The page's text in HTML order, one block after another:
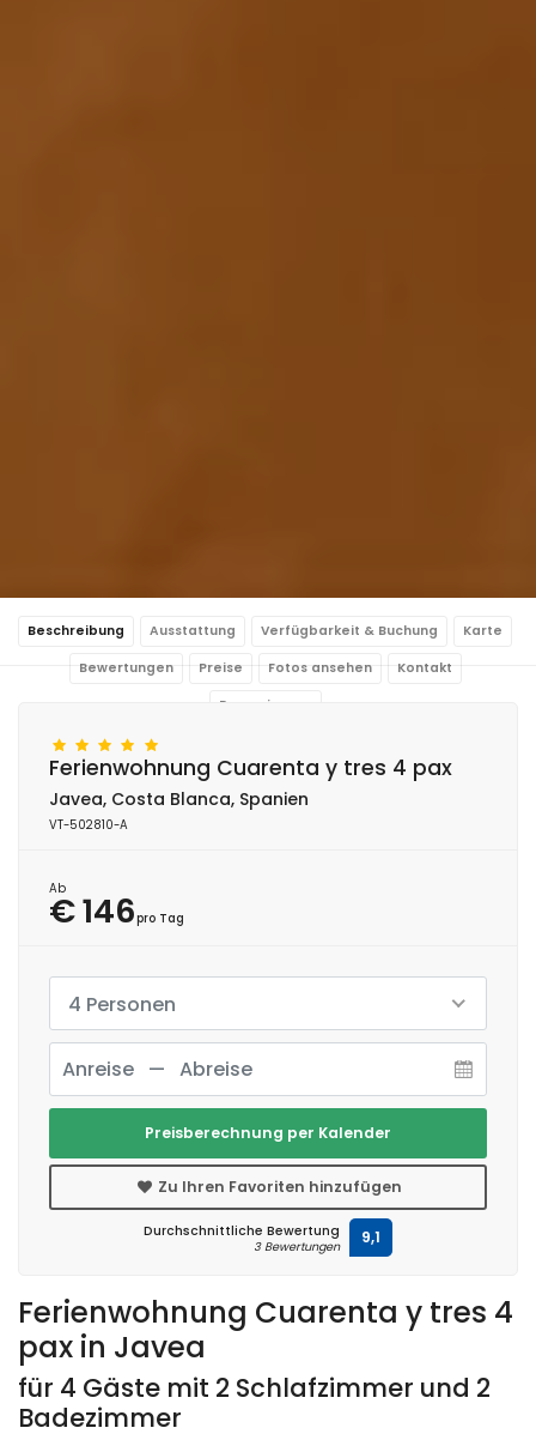
Beschreibung Ausstattung Verfügbarkeit & Buchung Karte
Bewertungen Preise Fotos ansehen Kontakt
Reservierung
Ferienwohnung Cuarenta y tres 4
pax in Javea
für 4 Gäste mit 2 Schlafzimmer und 2
Badezimmer
Ferienwohnung Cuarenta y tres 4 pax
Javea, Costa Blanca, Spanien
VT-502810-A
Ab
€ 146pro Tag
4 Personen
Preisberechnung per Kalender
Zu Ihren Favoriten hinzufügen
Durchschnittliche Bewertung
3 Bewertungen 9,1